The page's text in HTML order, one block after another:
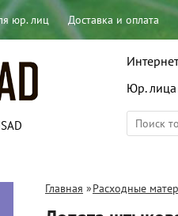
юр. лиц Доставка и оплата
Юр. лица
Главная »Расходные